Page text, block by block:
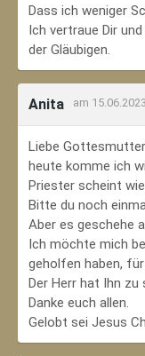
Dass ich weniger
Ich vertraue Dir
der Gläubigen.
Anita am 15.06.2023
Liebe
heute komme ich
Priester scheint
Bitte du noch
Aber es geschehe
Ich möchte mich
geholfen haben,
Der Herr hat Ihn zu
Danke euch allen.
Gelobt sei Jesus